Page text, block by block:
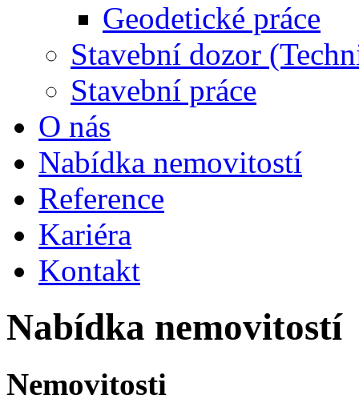
Geodetické práce
Stavební dozor
Stavební práce
O nás
Nabídka nemovitostí
Reference
Kariéra
Kontakt
Nabídka nemovitostí
Nemovitosti